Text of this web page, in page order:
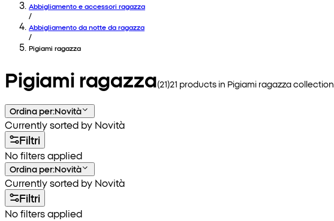
Abbigliamento e accessori ragazza
/
Abbigliamento da notte da ragazza
/
Pigiami ragazza
Pigiami ragazza(21)21 products in Pigiami ragazzacollection
Ordina per:Novità
Currently sorted by Novità
Filtri
No filters applied
Ordina per:Novità
Currently sorted by Novità
Filtri
No filters applied